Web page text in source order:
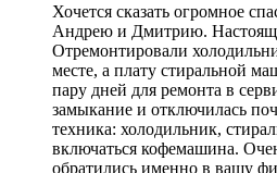
Хочется сказать огромное
Андрею и Дмитрию.
Отремонтировали
месте, а плату стиральной
пару дней для ремонта в
замыкание и отключилась
техника: холодильник,
включаться кофемашина.
обратились именно в вашу